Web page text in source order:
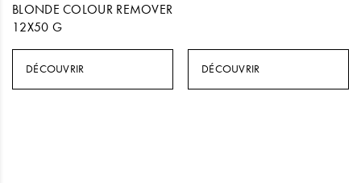
BLONDE COLOUR REMOVER
12X50 G
DÉCOUVRIR DÉCOUVRIR